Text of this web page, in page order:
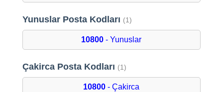
Yunuslar Posta Kodları (1)
10800 - Yunuslar
Çakirca Posta Kodları (1)
10800 - Çakirca